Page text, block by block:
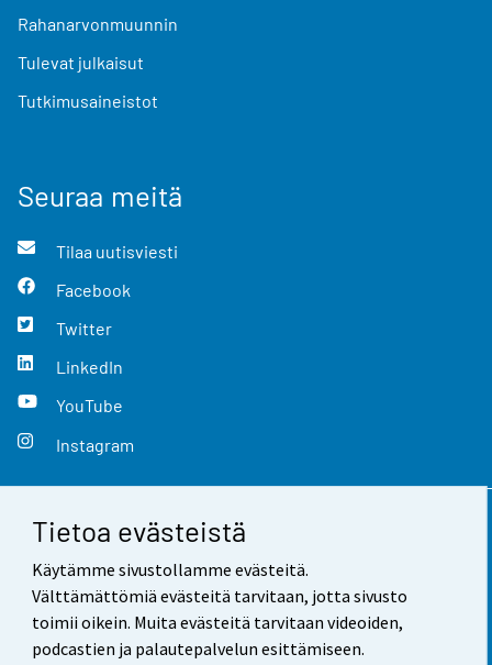
Tietoa evästeistä
Käytämme sivustollamme evästeitä.
Välttämättömiä evästeitä tarvitaan, jotta sivusto
toimii oikein. Muita evästeitä tarvitaan videoiden,
podcastien ja palautepalvelun esittämiseen.
Rahanarvonmuunnin
Tulevat julkaisut
Tutkimusaineistot
Seuraa meitä
Tilaa uutisviesti
Facebook
Twitter
LinkedIn
YouTube
Instagram
Yhteystiedot
Palaute
Käyttöehdot